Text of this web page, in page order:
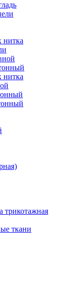
нитка
нитка
трикотажная
ткани